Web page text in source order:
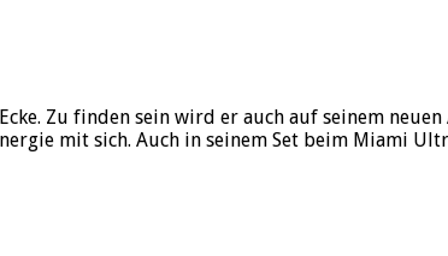
Zu finden sein wird er auch auf seinem
mit sich. Auch in seinem Set beim Miami